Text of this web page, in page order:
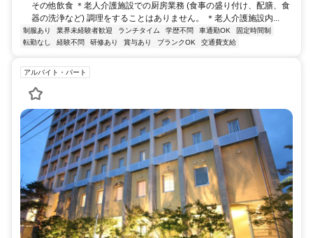
その他飲食 ＊老人介護施設での厨房業務 (食事の盛り付け、配膳、食
器の洗浄など) 調理をすることはありません。 ＊老人介護施設内...
制服あり 業界未経験者歓迎 ランチタイム 学歴不問 車通勤OK
固定時間制
転勤なし
経験不問 研修あり 賞与あり ブランクOK 交通費支給
アルバイト・パート